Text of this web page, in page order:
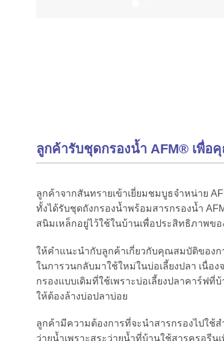
ลูกค้ารับชุดกรองน้ำ AFM® เพื่อ
ลูกค้าจากสันทรายเข้าเยี่ยมชมบูธจำหน่าย
ทั้งได้รับชุดถังกรองน้ำพร้อมสารกรองน้ำ
สนิมเหล็กอยู่ไว้ใช้ในบ้านเพื่อประสิทธิภาพข
ให้คำแนะนำกับลูกค้าเกี่ยวกับคุณสมบัติของก
ในการวนกลับมาใช้ใหม่ในบ่อเลี้ยงปลา เนื่อง
กรองแบบเดิมที่ใช้เพราะบ่อเลี้ยงปลาคาร์ฟที่
ให้ต้องล้างบ่อปลาบ่อย
ลูกค้ามีความต้องการที่จะนำสารกรองไปใช้
ว่ายน้ำเพราะสระว่ายน้ำที่บ้านใช้สารครอรีน